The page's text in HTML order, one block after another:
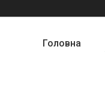
Головна